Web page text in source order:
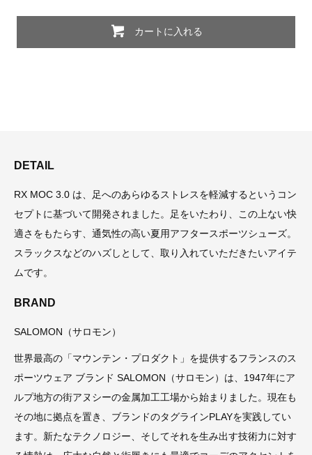
カートに入れる
DETAIL
RX MOC 3.0 は、足へのあらゆるストレスを軽減するというコン
セプトに基づいて開発されました。足をいたわり、この上ない快
適さをもたらす、通気性の高い夏用アフタースポーツシューズ。
スラックスなどのハズしとして、取り入れていただきたいアイテ
ムです。
BRAND
SALOMON（サロモン）
世界最高の「マウンテン・プロダクト」を提供するフランスのス
ポーツウェア ブランド SALOMON（サロモン）は、1947年にア
ルプ地方の街アヌシーの金属加工工場から始まりました。現在も
その地に拠点を置き、ブランドのタグラインPLAYを実践してい
ます。新たなテクノロジー、そしてそれを生み出す技術力に対す